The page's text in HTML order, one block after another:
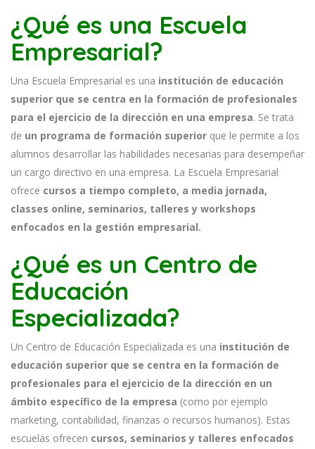
¿Qué es una Escuela
Empresarial?
Una Escuela Empresarial es una institución de educación
superior que se centra en la formación de profesionales
para el ejercicio de la dirección en una empresa. Se trata
de un programa de formación superior que le permite a los
alumnos desarrollar las habilidades necesarias para desempeñar
un cargo directivo en una empresa. La Escuela Empresarial
ofrece cursos a tiempo completo, a media jornada,
classes online, seminarios, talleres y workshops
enfocados en la gestión empresarial.
¿Qué es un Centro de
Educación
Especializada?
Un Centro de Educación Especializada es una institución de
educación superior que se centra en la formación de
profesionales para el ejercicio de la dirección en un
ámbito específico de la empresa (como por ejemplo
marketing, contabilidad, finanzas o recursos humanos). Estas
escuelas ofrecen cursos, seminarios y talleres enfocados